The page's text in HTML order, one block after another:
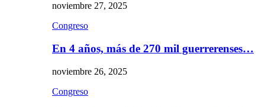
noviembre 27, 2025
Congreso
En 4 años, más de 270 mil guerrerenses…
noviembre 26, 2025
Congreso